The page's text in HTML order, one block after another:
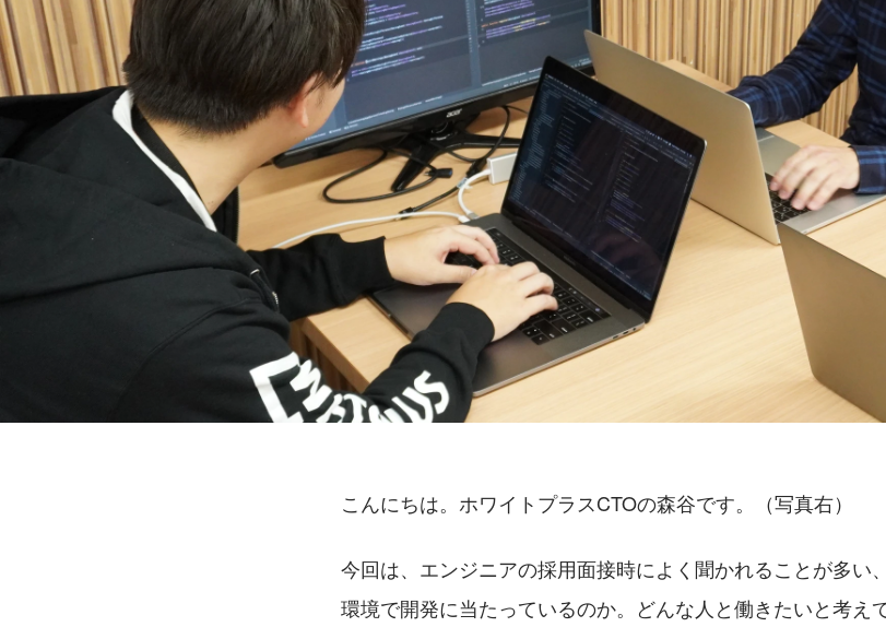
こんにちは。ホワイトプラスCTOの森谷です。（写真右）
今回は、エンジニアの採用面接時によく聞かれることが多い
環境で開発に当たっているのか。どんな人と働きたいと考え
髙見 唯樹
株式会社ホワイトプラス / PR・HR